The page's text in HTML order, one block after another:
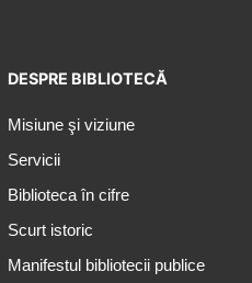
DESPRE BIBLIOTECĂ
Misiune şi viziune
Servicii
Biblioteca în cifre
Scurt istoric
Manifestul bibliotecii publice